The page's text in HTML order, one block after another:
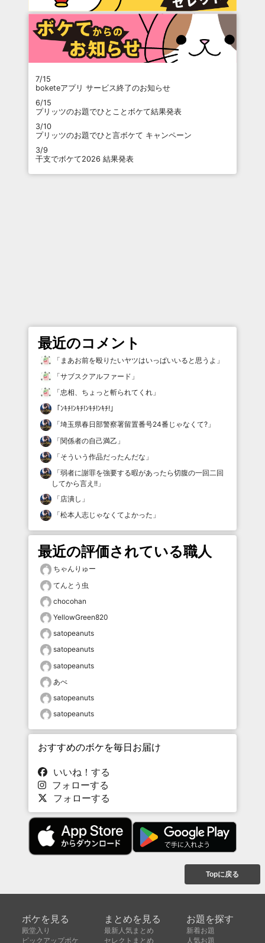
7/15
boketeアプリ サービス終了のお知らせ
6/15
プリッツのお題でひとことボケて結果発表
3/10
プリッツのお題でひと言ボケて キャンペーン
3/9
干支でボケて2026 結果発表
最近のコメント
「 まあお前を殴りたいヤツはいっぱいいると思うよ 」
「サブスクアルファード 」
「忠相、ちょっと斬られてくれ 」
「ﾝｷﾁ!ﾝｷﾁ!ﾝｷﾁ!ﾝｷﾁ! 」
「埼玉県春日部警察署留置番号24番じゃなくて? 」
「関係者の自己満乙 」
「そういう作品だったんだな 」
「弱者に謝罪を強要する暇があったら切腹の一回二回
してから言え!! 」
「店潰し 」
「松本人志じゃなくてよかった 」
最近の評価されている職人
ちゃんりゅー
てんとう虫
chocohan
YellowGreen820
satopeanuts
satopeanuts
satopeanuts
あべ
satopeanuts
satopeanuts
おすすめのボケを毎日お届け
いいね！する
フォローする
フォローする
Topに戻る
ボケを見る
殿堂入り
ピックアップボケ
まとめを見る
最新人気まとめ
セレクトまとめ
お題を探す
新着お題
人気お題